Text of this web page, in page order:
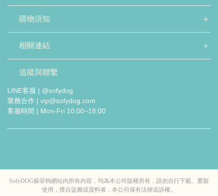
購物須知
相關連結
追蹤與聯繫
LINE客服 | @sofydog
業務合作 | vip@sofydog.com
客服時間 | Mon-Fri 10:00~18:00
SofyDOG蘇菲狗網站內所有內容，均為本公司版權所有，請勿自行下載、重製
使用，擅自盜圖或資料者，本公司保有法律追訴權。